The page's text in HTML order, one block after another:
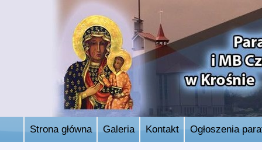
Strona główna Galeria Kontakt Ogłoszenia